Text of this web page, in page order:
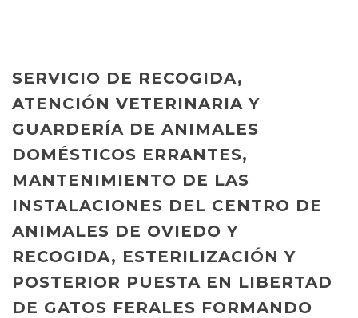
SERVICIO DE RECOGIDA,
ATENCIÓN VETERINARIA Y
GUARDERÍA DE ANIMALES
DOMÉSTICOS ERRANTES,
MANTENIMIENTO DE LAS
INSTALACIONES DEL CENTRO DE
ANIMALES DE OVIEDO Y
RECOGIDA, ESTERILIZACIÓN Y
POSTERIOR PUESTA EN LIBERTAD
DE GATOS FERALES FORMANDO